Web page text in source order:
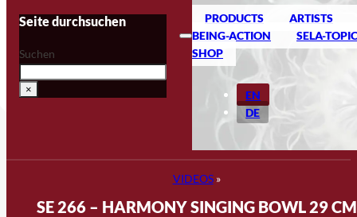
Seite durchsuchen
Suchen
×
PRODUCTS
ARTISTS
BEING-ACTION
SELA-
SHOP
EN
DE
VIDEOS»
SE 266 – HARMONY SINGING BOWL 29 CM